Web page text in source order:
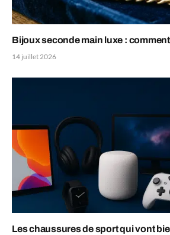
Bijoux seconde main luxe :
14 juillet 2026
Les chaussures de sport qui vont